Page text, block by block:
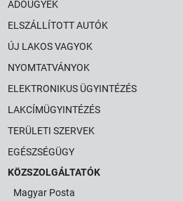
ADÓÜGYEK
ELSZÁLLÍTOTT AUTÓK
ÚJ LAKOS VAGYOK
NYOMTATVÁNYOK
ELEKTRONIKUS ÜGYINTÉZÉS
LAKCÍMÜGYINTÉZÉS
TERÜLETI SZERVEK
EGÉSZSÉGÜGY
KÖZSZOLGÁLTATÓK
Magyar Posta